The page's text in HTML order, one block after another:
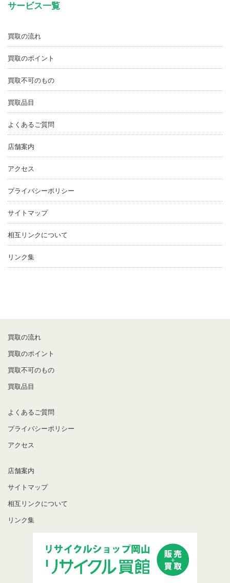
サービス一覧
買取の流れ
買取のポイント
買取不可のもの
買取品目
よくあるご質問
店舗案内
アクセス
プライバシーポリシー
サイトマップ
相互リンクについて
リンク集
買取の流れ
買取のポイント
買取不可のもの
買取品目
よくあるご質問
プライバシーポリシー
アクセス
店舗案内
サイトマップ
相互リンクについて
リンク集